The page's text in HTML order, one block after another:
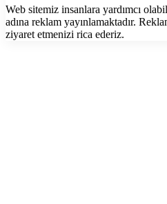
Web sitemiz insanlara yardımcı
adına reklam yayınlamaktadır.
ziyaret etmenizi rica ederiz.